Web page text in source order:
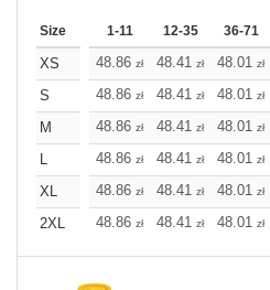
Size 1-11 12-35 36-71
XS 48.86 zł 48.41 zł 48.01 zł
S
48.86 zł 48.41 zł 48.01 zł
M
48.86 zł 48.41 zł 48.01 zł
L
48.86 zł 48.41 zł 48.01 zł
XL
48.86 zł 48.41 zł 48.01 zł
2XL
48.86 zł 48.41 zł 48.01 zł